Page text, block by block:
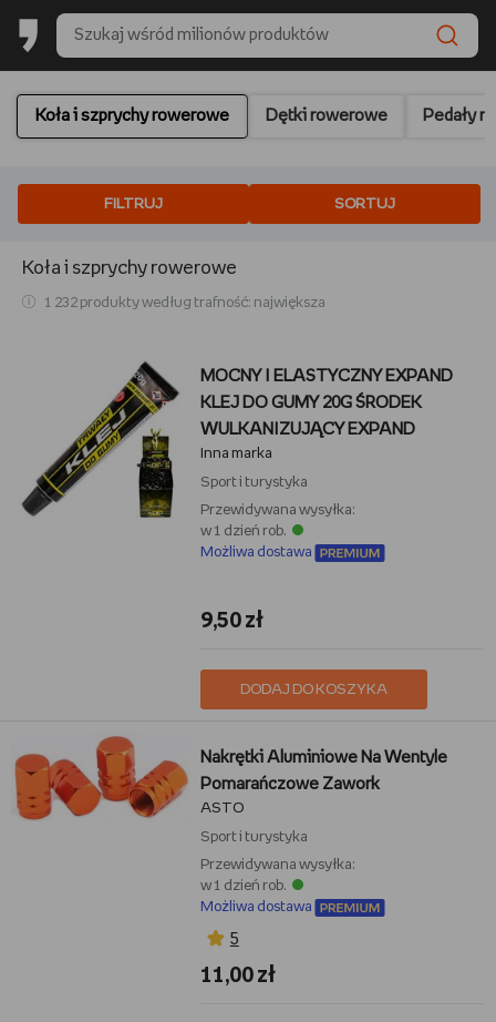
Dętki rowerowe Pedały
Koła i szprychy rowerowe
FILTRUJ SORTUJ
Koła i szprychy rowerowe
1 232 produkty według trafność: największa
MOCNY I ELASTYCZNY EXPAND
KLEJ DO GUMY 20G ŚRODEK
WULKANIZUJĄCY EXPAND
Inna marka
Sport i turystyka
Przewidywana wysyłka:
w 1 dzień rob.
Możliwa dostawa
9,50 zł
DODAJ DO KOSZYKA
Nakrętki Aluminiowe Na Wentyle
Pomarańczowe Zawork
ASTO
Sport i turystyka
Przewidywana wysyłka:
w 1 dzień rob.
Możliwa dostawa
5
11,00 zł